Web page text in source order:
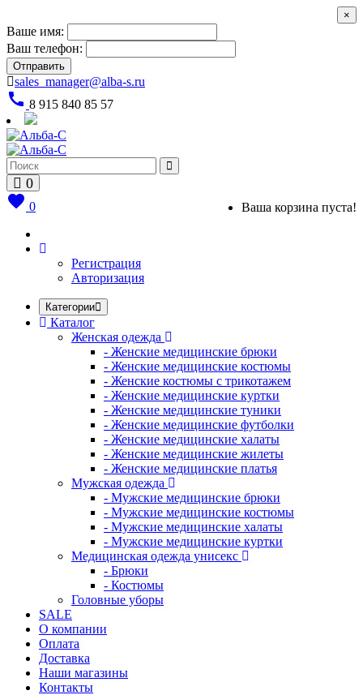
×
Ваше имя:
Ваш телефон:
Отправить
sales_manager@alba-s.ru
call 8 915 840 85 57
0
Ваша корзина пуста!
favorite 0
Регистрация
Авторизация
Категории
Каталог
Женская одежда
- Женские медицинские брюки
- Женские медицинские костюмы
- Женские костюмы с трикотажем
- Женские медицинские куртки
- Женские медицинские туники
- Женские медицинские футболки
- Женские медицинские халаты
- Женские медицинские жилеты
- Женские медицинские платья
Мужская одежда
- Мужские медицинские брюки
- Мужские медицинские костюмы
- Мужские медицинские халаты
- Мужские медицинские куртки
Медицинская одежда унисекс
- Брюки
- Костюмы
Головные уборы
SALE
О компании
Оплата
Доставка
Наши магазины
Контакты